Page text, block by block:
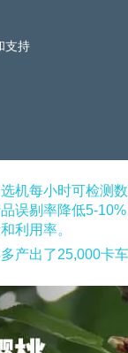
支持
机每小时可检测
误剔率降低5-
利用率。
产出了25,000卡车